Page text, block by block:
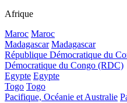
Afrique
Maroc Maroc
Madagascar Madagascar
République Démocratique du
Démocratique du Congo (RDC)
Egypte Egypte
Togo Togo
Pacifique, Océanie et Australie